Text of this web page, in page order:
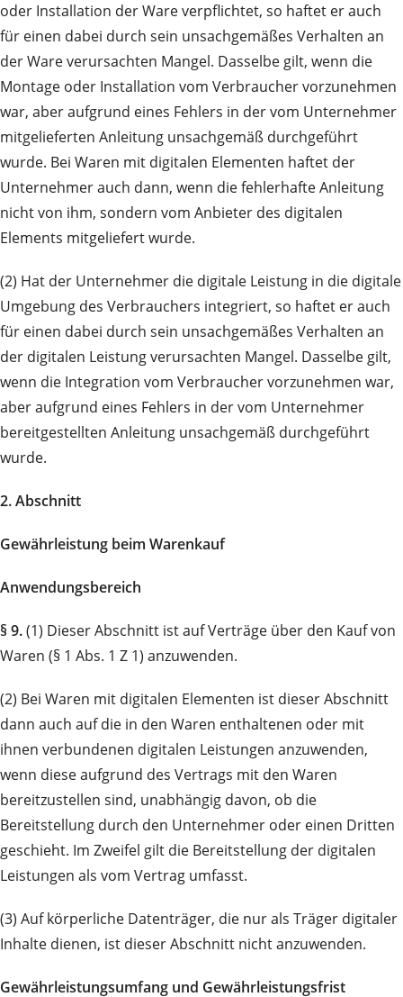
oder Installation der Ware verpflichtet, so haftet er auch
für einen dabei durch sein unsachgemäßes Verhalten an
der Ware verursachten Mangel. Dasselbe gilt, wenn die
Montage oder Installation vom Verbraucher vorzunehmen
war, aber aufgrund eines Fehlers in der vom Unternehmer
mitgelieferten Anleitung unsachgemäß durchgeführt
wurde. Bei Waren mit digitalen Elementen haftet der
Unternehmer auch dann, wenn die fehlerhafte Anleitung
nicht von ihm, sondern vom Anbieter des digitalen
Elements mitgeliefert wurde.
(2) Hat der Unternehmer die digitale Leistung in die digitale
Umgebung des Verbrauchers integriert, so haftet er auch
für einen dabei durch sein unsachgemäßes Verhalten an
der digitalen Leistung verursachten Mangel. Dasselbe gilt,
wenn die Integration vom Verbraucher vorzunehmen war,
aber aufgrund eines Fehlers in der vom Unternehmer
bereitgestellten Anleitung unsachgemäß durchgeführt
wurde.
2. Abschnitt
Gewährleistung beim Warenkauf
Anwendungsbereich
§ 9.(1) Dieser Abschnitt ist auf Verträge über den Kauf von
Waren (§ 1 Abs. 1 Z 1) anzuwenden.
(2) Bei Waren mit digitalen Elementen ist dieser Abschnitt
dann auch auf die in den Waren enthaltenen oder mit
ihnen verbundenen digitalen Leistungen anzuwenden,
wenn diese aufgrund des Vertrags mit den Waren
bereitzustellen sind, unabhängig davon, ob die
Bereitstellung durch den Unternehmer oder einen Dritten
geschieht. Im Zweifel gilt die Bereitstellung der digitalen
Leistungen als vom Vertrag umfasst.
(3) Auf körperliche Datenträger, die nur als Träger digitaler
Inhalte dienen, ist dieser Abschnitt nicht anzuwenden.
Gewährleistungsumfang und Gewährleistungsfrist